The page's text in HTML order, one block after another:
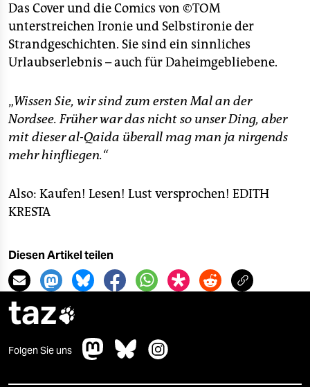
Das Cover und die Comics von ©TOM
unterstreichen Ironie und Selbstironie der
Strandgeschichten. Sie sind ein sinnliches
Urlaubserlebnis – auch für Daheimgebliebene.
„Wissen Sie, wir sind zum ersten Mal an der
Nordsee. Früher war das nicht so unser Ding, aber
mit dieser al-Qaida überall mag man ja nirgends
mehr hinfliegen.“
Also: Kaufen! Lesen! Lust versprochen! EDITH
KRESTA
Diesen Artikel teilen
taz
Folgen Sie uns